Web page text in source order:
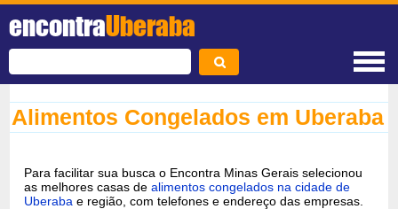
encontraUberaba
Alimentos Congelados em Uberaba
Para facilitar sua busca o Encontra Minas Gerais selecionou
as melhores casas dealimentos congelados na cidade de
Uberaba e região, com telefones e endereço das empresas.